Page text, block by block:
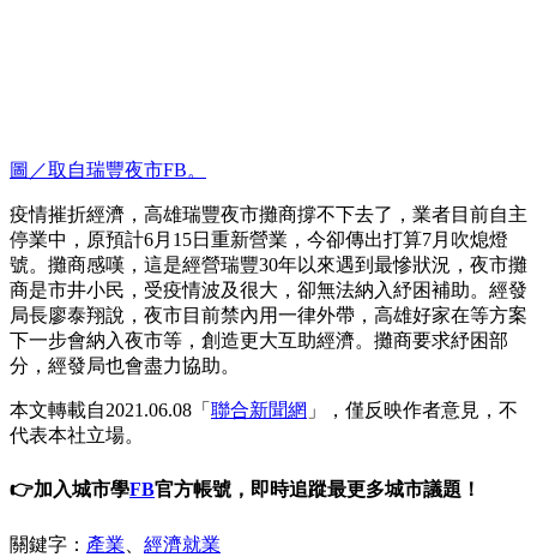
圖／取自瑞豐夜市FB。
疫情摧折經濟，高雄瑞豐夜市攤商撐不下去了，業者目前自主
停業中，原預計6月15日重新營業，今卻傳出打算7月吹熄燈
號。攤商感嘆，這是經營瑞豐30年以來遇到最慘狀況，夜市攤
商是市井小民，受疫情波及很大，卻無法納入紓困補助。經發
局長廖泰翔說，夜市目前禁內用一律外帶，高雄好家在等方案
下一步會納入夜市等，創造更大互助經濟。攤商要求紓困部
分，經發局也會盡力協助。
本文轉載自2021.06.08「 聯合新聞網 」，僅反映作者意見，不
代表本社立場。
👉加入城市學FB官方帳號，即時追蹤最更多城市議題！
關鍵字： 產業 經濟就業